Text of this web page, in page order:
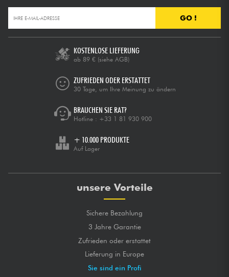
GO !
KOSTENLOSE LIEFERUNG
ab 89 € (siehe AGB)
ZUFRIEDEN ODER ERSTATTET
30 Tage, um Ihre Meinung zu ändern
BRAUCHEN SIE RAT?
Hotline : +33 1 81 930 900
+ 10.000 PRODUKTE
Auf Lager
unsere Vorteile
Sichere Bezahlung
3 Jahre Garantie
Zufrieden oder erstattet
Lieferung in Europe
Sie sind ein Profi